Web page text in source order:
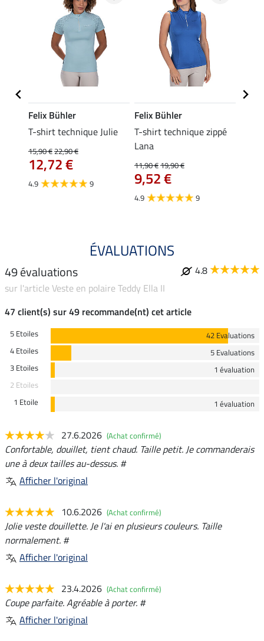
Felix Bühler
T-shirt technique Julie
15,90 €22,90 €
12,72 €
4.9 9
Felix Bühler
T-shirt technique zippé
Lana
11,90 €19,90 €
9,52 €
4.9 9
ÉVALUATIONS
49 évaluations
4.8
sur l'article Veste en polaire Teddy Ella II
47 client(s) sur 49 recommande(nt) cet article
5 Etoiles
42 Evaluations
4 Etoiles
5 Evaluations
3 Etoiles
1 évaluation
2 Etoiles
1 Etoile
1 évaluation
27.6.2026 (Achat confirmé)
Confortable, douillet, tient chaud. Taille petit. Je commanderais
une à deux tailles au-dessus. #
Afficher l'original
10.6.2026 (Achat confirmé)
Jolie veste douillette. Je l'ai en plusieurs couleurs. Taille
normalement. #
Afficher l'original
23.4.2026 (Achat confirmé)
Coupe parfaite. Agréable à porter. #
Afficher l'original